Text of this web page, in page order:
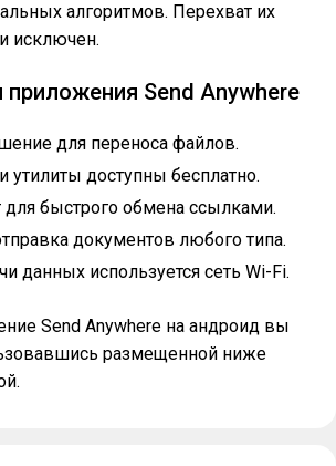
алгоритмов. Перехват их
исключен.
приложения Send Anywhere
для переноса файлов.
утилиты доступны бесплатно.
для быстрого обмена ссылками.
документов любого типа.
данных используется сеть Wi-Fi.
Send Anywhere на андроид вы
размещенной ниже